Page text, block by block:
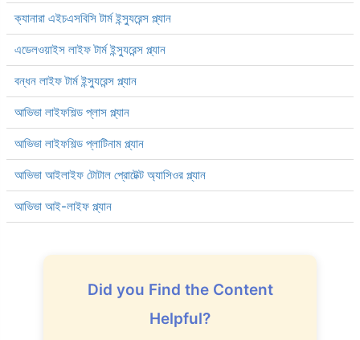
ক্যানারা এইচএসবিসি টার্ম ইন্স্যুরেন্স প্ল্যান
এডেলওয়াইস লাইফ টার্ম ইন্স্যুরেন্স প্ল্যান
বন্ধন লাইফ টার্ম ইন্স্যুরেন্স প্ল্যান
আভিভা লাইফশিল্ড প্লাস প্ল্যান
আভিভা লাইফশিল্ড প্লাটিনাম প্ল্যান
আভিভা আইলাইফ টোটাল প্রোটেক্ট অ্যাসিওর প্ল্যান
আভিভা আই-লাইফ প্ল্যান
Did you Find the Content
Helpful?